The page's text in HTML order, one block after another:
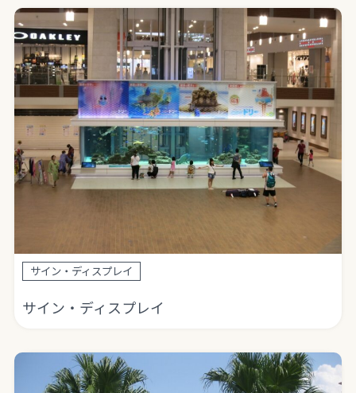
サイン・ディスプレイ
サイン・ディスプレイ